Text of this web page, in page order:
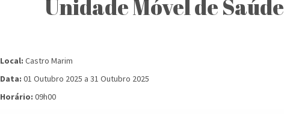
Unidade Móvel de Saúde
Local: Castro Marim
Data: 01 Outubro 2025 a 31 Outubro 2025
Horário: 09h00